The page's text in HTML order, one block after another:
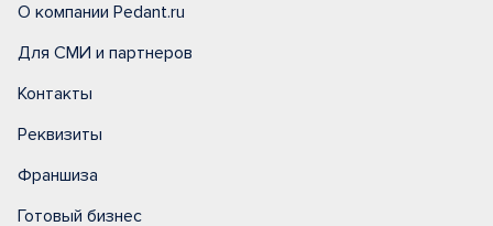
О компании Pedant.ru
Для СМИ и партнеров
Контакты
Реквизиты
Франшиза
Готовый бизнес